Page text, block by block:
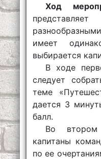
Ход
имеет
выбирается
В ходе
следует
теме
дается 3
балл.
Во втором
капитаны
по ее